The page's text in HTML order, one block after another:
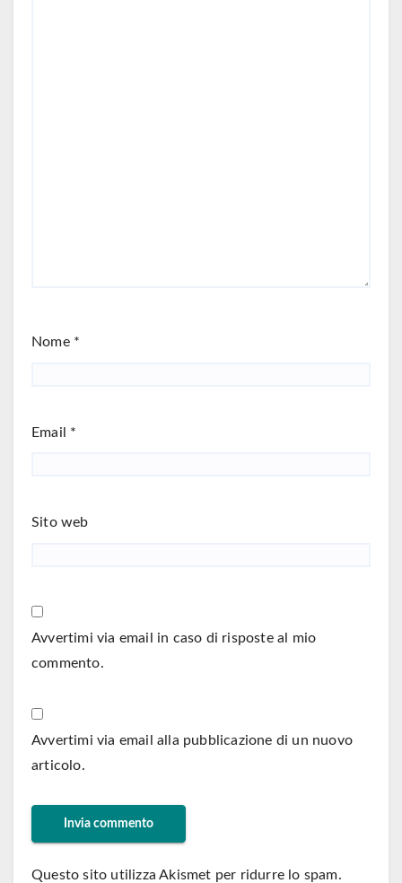
Nome *
Email *
Sito web
Avvertimi via email in caso di risposte al mio
commento.
Avvertimi via email alla pubblicazione di un nuovo
articolo.
Questo sito utilizza Akismet per ridurre lo spam.